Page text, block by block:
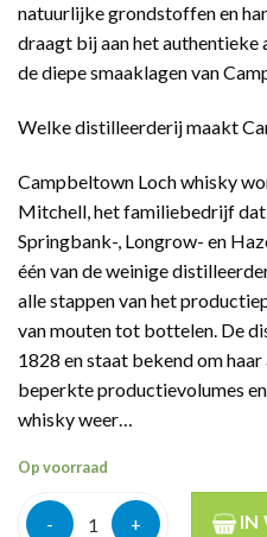
natuurlijke grondstoffen en
draagt bij aan het authentieke
de diepe smaaklagen van
Welke distilleerderij maakt
Campbeltown Loch whisky
Mitchell, het familiebedrijf dat
Springbank-, Longrow- en
één van de weinige
alle stappen van het
van mouten tot bottelen. De
1828 en staat bekend om
beperkte productievolumes
whisky weer…
Op voorraad
Campbeltown Loch WhiskyIN